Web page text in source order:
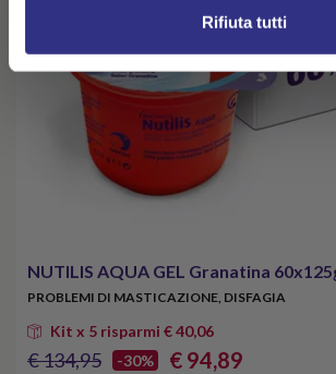
Rifiuta tutti
NUTILIS AQUA GEL Granatina
PROBLEMI DI MASTICAZIONE, DISFAGIA
Kit x 5 risparmi € 40,06
€ 134,95 -30% € 94,89